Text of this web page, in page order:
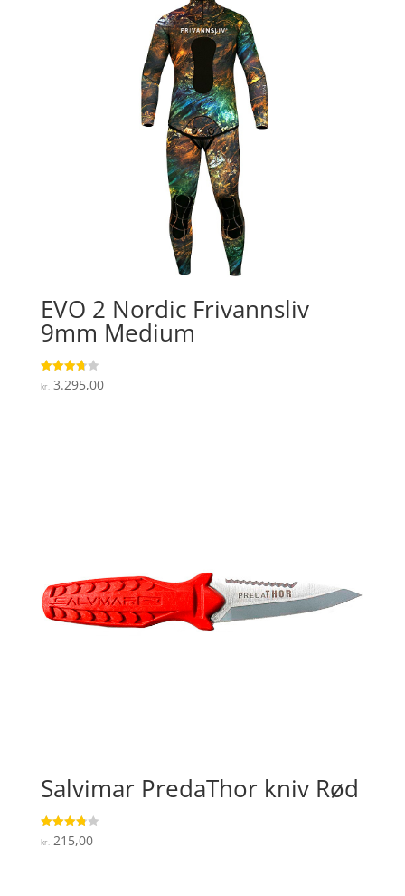
EVO 2 Nordic Frivannsliv
9mm Medium
Vurderet
3.7
kr.3.295,00
Salvimar PredaThor kniv Rød
Vurderet
3.8
kr.215,00